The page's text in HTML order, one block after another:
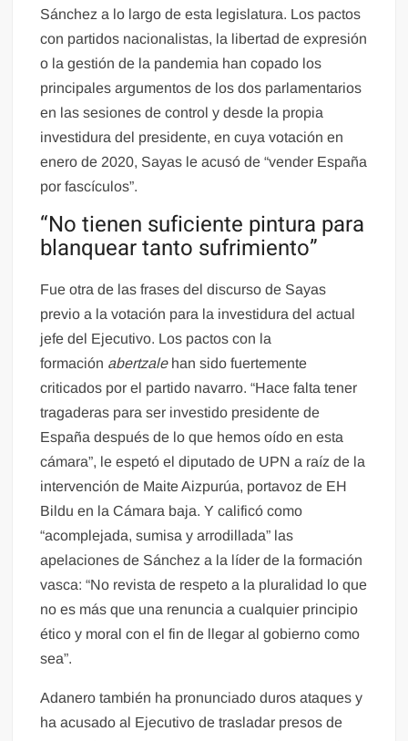
Sánchez a lo largo de esta legislatura. Los pactos
con partidos nacionalistas, la libertad de expresión
o la gestión de la pandemia han copado los
principales argumentos de los dos parlamentarios
en las sesiones de control y desde la propia
investidura del presidente, en cuya votación en
enero de 2020, Sayas le acusó de “vender España
por fascículos”.
“No tienen suficiente pintura para
blanquear tanto sufrimiento”
Fue otra de las frases del discurso de Sayas
previo a la votación para la investidura del actual
jefe del Ejecutivo. Los pactos con la
formación abertzalehan sido fuertemente
criticados por el partido navarro. “Hace falta tener
tragaderas para ser investido presidente de
España después de lo que hemos oído en esta
cámara”, le espetó el diputado de UPN a raíz de la
intervención de Maite Aizpurúa, portavoz de EH
Bildu en la Cámara baja. Y calificó como
“acomplejada, sumisa y arrodillada” las
apelaciones de Sánchez a la líder de la formación
vasca: “No revista de respeto a la pluralidad lo que
no es más que una renuncia a cualquier principio
ético y moral con el fin de llegar al gobierno como
sea”.
Adanero también ha pronunciado duros ataques y
ha acusado al Ejecutivo de trasladar presos de